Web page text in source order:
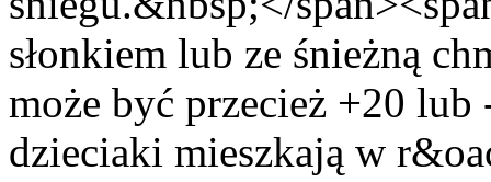
słonkiem lub ze śnieżną
może być przecież +20
dzieciaki mieszkają w